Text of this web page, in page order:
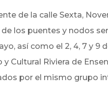
de la calle Sexta,
los puentes y nodos
así como el 2, 4, 7 y 9
y Cultural Riviera de
por el mismo grupo